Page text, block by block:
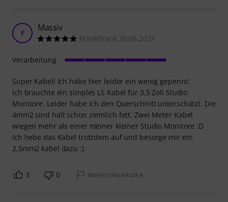
F Massiv
FrankPrank 30.06.2021
Super Kabel! Ich habe hier leider ein wenig gepennt.
Ich brauchte ein simples LS Kabel für 3,5 Zoll Studio
Monitore. Leider habe ich den Querschnitt unterschätzt. Die
4mm2 sind halt schon ziemlich fett. Zwei Meter Kabel
wiegen mehr als einer meiner kleiner Studio Monitore :D
Ich hebe das Kabel trotzdem auf und besorge mir ein
2,5mm2 kabel dazu :)
Verarbeitung
3 0 BEWERTUNG MELDEN